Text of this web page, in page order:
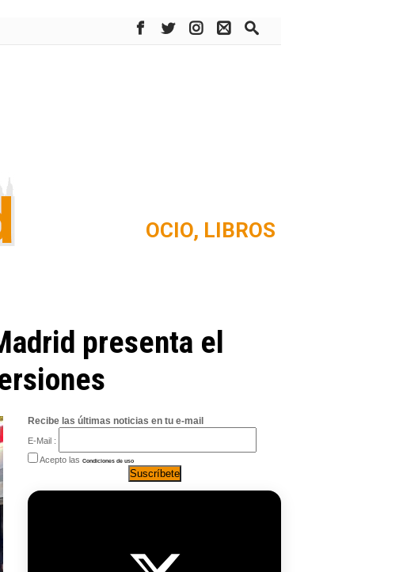
OCIO, LIBROS
presenta el
Recibe las últimas noticias en tu e-mail
E-Mail :
Acepto las Condiciones de uso